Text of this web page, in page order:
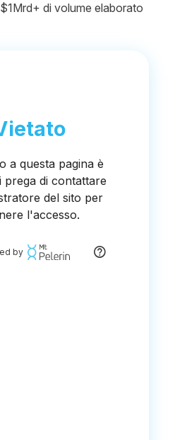
$1Mrd+ di volume elaborato